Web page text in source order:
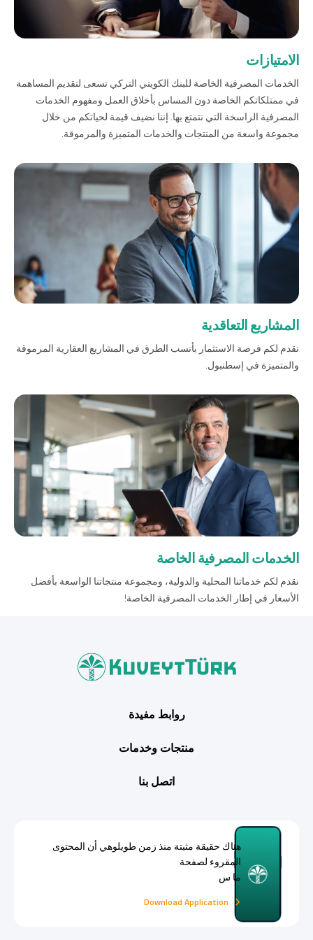
من نحن بوابة التمويل علاقات المستثمرين
مركز رضا العملاء
الفروع وأجهزة الصراف الآلي
رسوم المنتجات والخدمات
Türkçe
English
بوابة التمويل علاقات المستثمرين
مركز رضا العملاء
الفروع وأجهزة الصراف الآلي
رسوم المنتجات والخدمات
Türkçe
صناديق الاستثمار
شركات
بطاقة بزنس بلاس
المزايا الضريبية
الائتمان الإيجاري
الحلول الخاصة بالقطاعات
الامتيازات
الخدمات المصرفية الخاصة للبنك الكويتي التركي تسعى لتقديم المساهمة
في ممتلكاتكم الخاصة دون المساس بأخلاق العمل ومفهوم الخدمات
المصرفية الراسخة التي نتمتع بها. إننا نضيف قيمة لحياتكم من خلال
مجموعة واسعة من المنتجات والخدمات المتميزة والمرموقة.
المشاريع التعاقدية
نقدم لكم فرصة الاستثمار بأنسب الطرق في المشاريع العقارية المرموقة
والمتميزة في إسطنبول.
الخدمات المصرفية الخاصة
نقدم لكم خدماتنا المحلية والدولية، ومجموعة منتجاتنا الواسعة بأفضل
الأسعار في إطار الخدمات المصرفية الخاصة!
روابط مفيدة
منتجات وخدمات
اتصل بنا
هناك حقيقة مثبتة منذ زمن طويلوهي أن المحتوى
المقروء لصفحة
ما س
Download Application